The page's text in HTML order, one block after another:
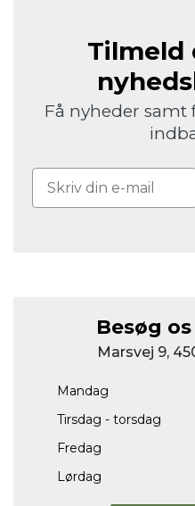
Tilmeld
Få nyheder samt
Besøg
Marsvej 9,
Mandag
Tirsdag - torsdag
Fredag
Lørdag